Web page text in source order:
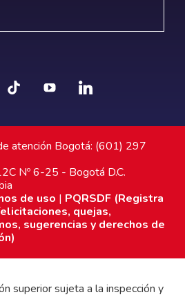
atención Bogotá: (601) 297
Nº 6-25 - Bogotá D.C.
de uso | PQRSDF (Registra
quejas,
sugerencias y derechos de
superior sujeta a la inspección y